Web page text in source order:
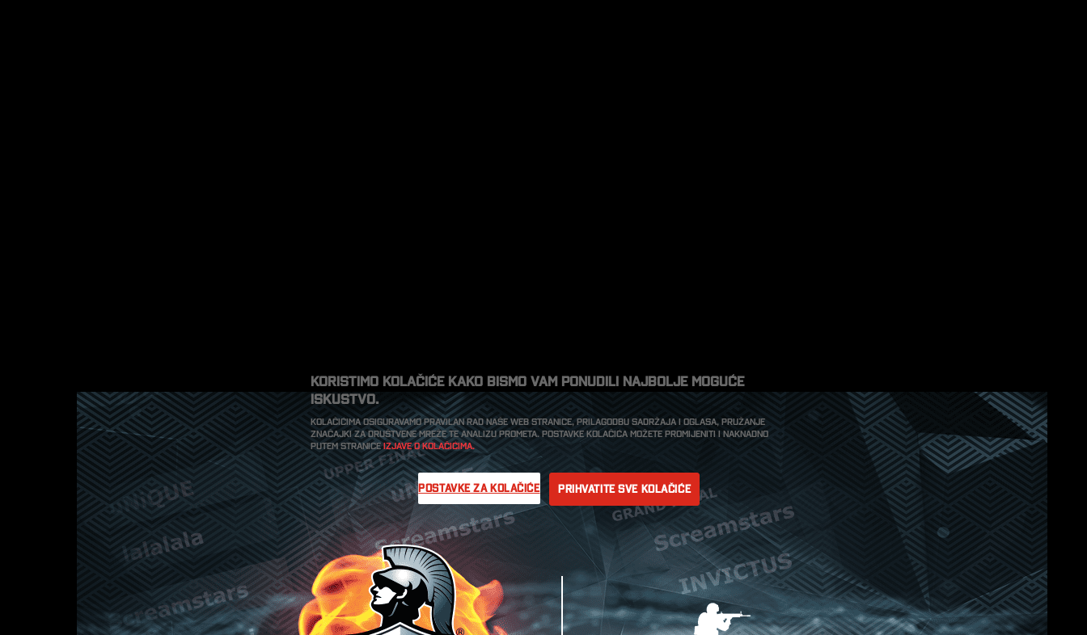
Koristimo kolačiće kako bismo vam ponudili najbolje moguće
iskustvo.
Kolačićima osiguravamo pravilan rad naše web stranice, prilagodbu sadržaja i oglasa, pružanje
značajki za društvene mreže te analizu prometa. Postavke kolačića možete promijeniti i naknadno
putem straniceIzjave o kolačićima.
Postavke za kolačiće Prihvatite sve kolačiće